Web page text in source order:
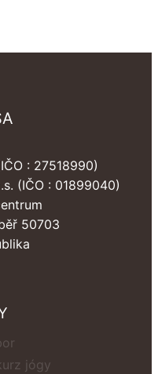
: 27518990)
(IČO : 01899040)
50703
jógy